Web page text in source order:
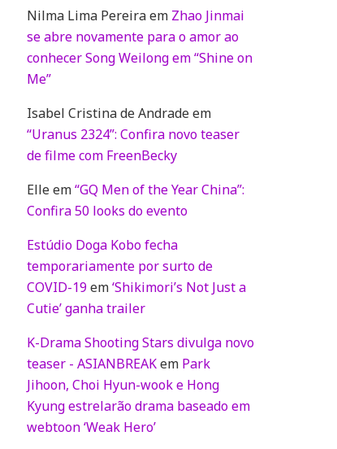
Nilma Lima Pereiraem Zhao Jinmai
se abre novamente para o amor ao
conhecer Song Weilong em “Shine on
Me”
Isabel Cristina de Andradeem
“Uranus 2324”: Confira novo teaser
de filme com FreenBecky
Elleem“GQ Men of the Year China”:
Confira 50 looks do evento
Estúdio Doga Kobo fecha
temporariamente por surto de
COVID-19em‘Shikimori’s Not Just a
Cutie’ ganha trailer
K-Drama Shooting Stars divulga novo
teaser - ASIANBREAKem Park
Jihoon, Choi Hyun-wook e Hong
Kyung estrelarão drama baseado em
webtoon ‘Weak Hero’